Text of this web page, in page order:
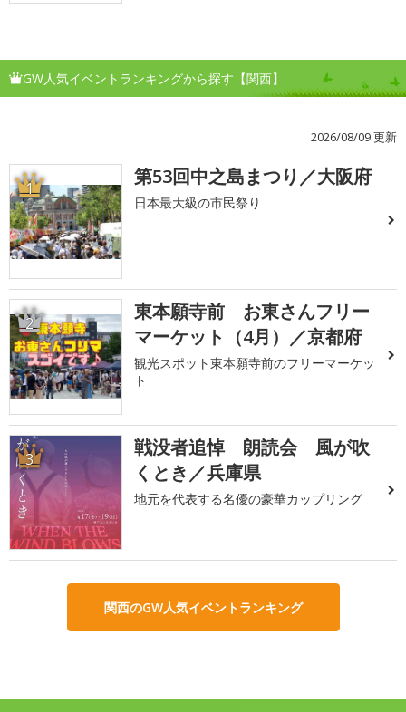
GW人気イベントランキングから探す【関西】
2026/08/09 更新
1 第53回中之島まつり／大阪府
日本最大級の市民祭り
2
東本願寺前 お東さんフリー
マーケット（4月）／京都府
観光スポット東本願寺前のフリーマーケッ
ト
3
戦没者追悼 朗読会 風が吹
くとき／兵庫県
地元を代表する名優の豪華カップリング
関西のGW人気イベントランキング